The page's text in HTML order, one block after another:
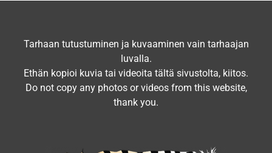
Tarhaan tutustuminen ja kuvaaminen vain tarhaajan
luvalla.
Ethän kopioi kuvia tai videoita tältä sivustolta, kiitos.
Do not copy any photos or videos from this website,
thank you.